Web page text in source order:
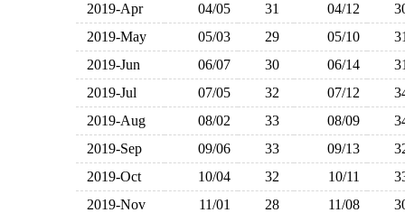
2019-Apr
04/05 31 04/12
2019-May
05/03 29 05/10
2019-Jun
06/07 30 06/14
2019-Jul
07/05 32 07/12
2019-Aug
08/02 33 08/09
2019-Sep
09/06 33 09/13
2019-Oct
10/04 32 10/11
2019-Nov
11/01 28 11/08